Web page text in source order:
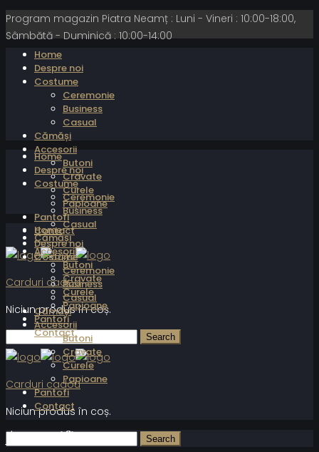
Program magazin Piatra Neamț : Luni - Vineri : 10:00-18:00,
Sâmbătă - Duminică : 10:00-14:00
Home
Despre noi
Costume
Ceremonie
Business
Casual
Cămăși
Accesorii
Butoni
Cravate
Curele
Papioane
Pantofi
Contact
Carduri cadou
Niciun produs în coș.
Home
Despre noi
Costume
Ceremonie
Business
Casual
Cămăși
Accesorii
Butoni
Cravate
Curele
Papioane
Pantofi
Contact
Carduri cadou
Niciun produs în coș.
Home
Despre noi
Costume
Ceremonie
Business
Casual
Cămăși
Accesorii
Butoni
Cravate
Curele
Papioane
Pantofi
Contact
Autentificare